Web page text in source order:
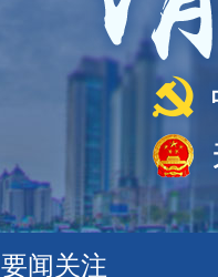
要闻关注